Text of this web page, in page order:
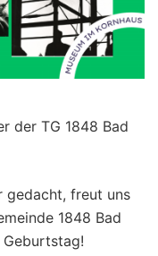
der TG 1848 Bad
gedacht, freut uns
1848 Bad
Geburtstag!